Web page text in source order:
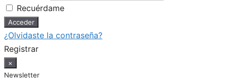
Recuérdame
¿Olvidaste la contraseña?
Registrar
×
Newsletter